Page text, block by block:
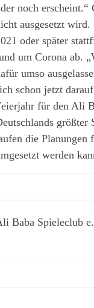
noch erscheint.“
ausgesetzt
oder später
um Corona ab.
umso
schon jetzt
für den Ali
größter
die Planungen
werden
Baba Spieleclub